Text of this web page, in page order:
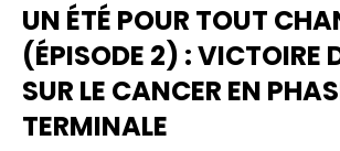
UN ÉTÉ POUR TOUT
(ÉPISODE 2) : VICTOIRE
SUR LE CANCER EN
TERMINALE